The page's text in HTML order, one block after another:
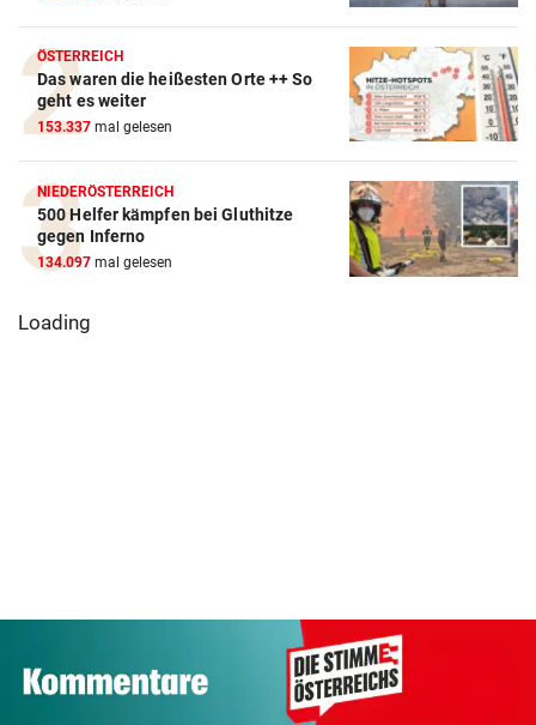
ÖSTERREICH
Das waren die heißesten Orte ++ So
geht es weiter
153.337 mal gelesen
NIEDERÖSTERREICH
500 Helfer kämpfen bei Gluthitze
gegen Inferno
134.097 mal gelesen
Loading